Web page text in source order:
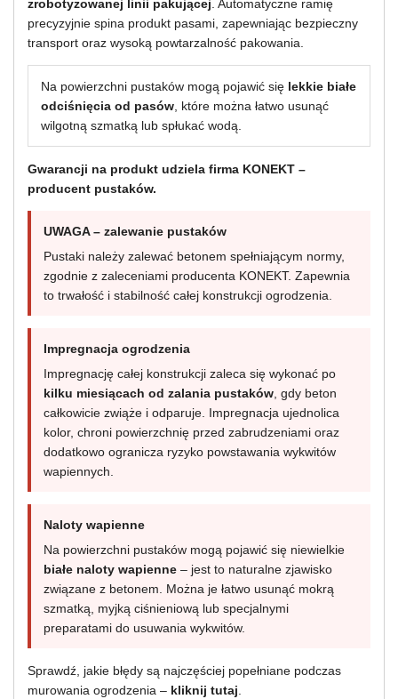
zrobotyzowanej linii pakującej . Automatyczne ramię
precyzyjnie spina produkt pasami, zapewniając bezpieczny
transport oraz wysoką powtarzalność pakowania.
Na powierzchni pustaków mogą pojawić się lekkie białe
odciśnięcia od pasów , które można łatwo usunąć
wilgotną szmatką lub spłukać wodą.
Gwarancji na produkt udziela firma KONEKT –
producent pustaków.
UWAGA – zalewanie pustaków
Pustaki należy zalewać betonem spełniającym normy,
zgodnie z zaleceniami producenta KONEKT. Zapewnia
to trwałość i stabilność całej konstrukcji ogrodzenia.
Impregnacja ogrodzenia
Impregnację całej konstrukcji zaleca się wykonać po
kilku miesiącach od zalania pustaków , gdy beton
całkowicie zwiąże i odparuje. Impregnacja ujednolica
kolor, chroni powierzchnię przed zabrudzeniami oraz
dodatkowo ogranicza ryzyko powstawania wykwitów
wapiennych.
Naloty wapienne
Na powierzchni pustaków mogą pojawić się niewielkie
białe naloty wapienne – jest to naturalne zjawisko
związane z betonem. Można je łatwo usunąć mokrą
szmatką, myjką ciśnieniową lub specjalnymi
preparatami do usuwania wykwitów.
Sprawdź, jakie błędy są najczęściej popełniane podczas
murowania ogrodzenia – kliknij tutaj